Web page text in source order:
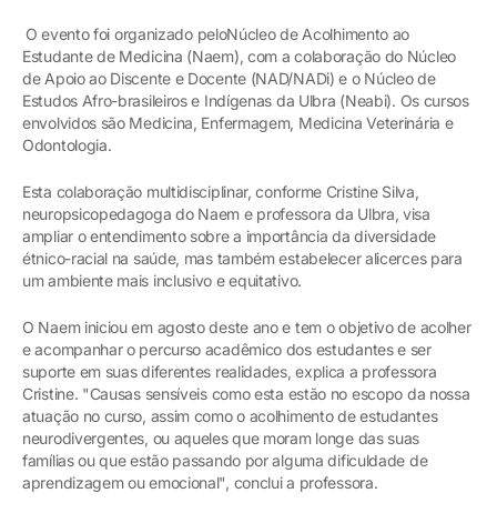
O evento foi organizado peloNúcleo de Acolhimento ao
Estudante de Medicina (Naem), com a colaboração do Núcleo
de Apoio ao Discente e Docente (NAD/NADi) e o Núcleo de
Estudos Afro-brasileiros e Indígenas da Ulbra (Neabi). Os cursos
envolvidos são Medicina, Enfermagem, Medicina Veterinária e
Odontologia.
Esta colaboração multidisciplinar, conforme Cristine Silva,
neuropsicopedagoga do Naem e professora da Ulbra, visa
ampliar o entendimento sobre a importância da diversidade
étnico-racial na saúde, mas também estabelecer alicerces para
um ambiente mais inclusivo e equitativo.
O Naem iniciou em agosto deste ano e tem o objetivo de acolher
e acompanhar o percurso acadêmico dos estudantes e ser
suporte em suas diferentes realidades, explica a professora
Cristine. "Causas sensíveis como esta estão no escopo da nossa
atuação no curso, assim como o acolhimento de estudantes
neurodivergentes, ou aqueles que moram longe das suas
famílias ou que estão passando por alguma dificuldade de
aprendizagem ou emocional", conclui a professora.